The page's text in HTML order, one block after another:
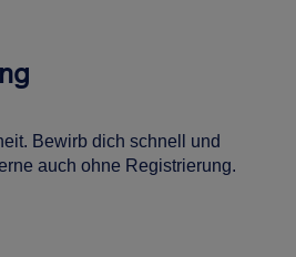
Bewirb dich schnell und
auch ohne Registrierung.